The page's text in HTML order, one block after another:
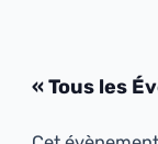
« Tous les